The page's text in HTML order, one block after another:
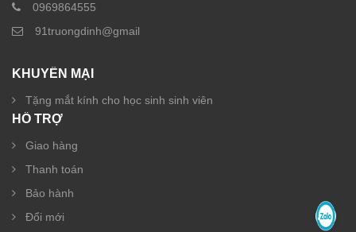
0969864555
91truongdinh@gmail
KHUYẾN MẠI
Tặng mắt kính cho học sinh sinh viên
HỖ TRỢ
Giao hàng
Thanh toán
Bảo hành
Đổi mới